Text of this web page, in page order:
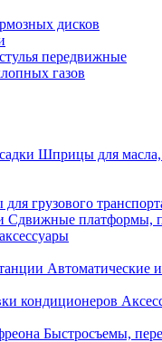
дисков
передвижные
газов
Шприцы для
грузового
Сдвижные платформы,
Автоматические
Быстросъемы,